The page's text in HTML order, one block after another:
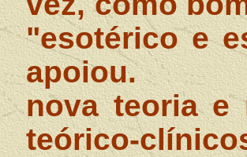
"esotérico e
apoiou.
nova teoria e
teórico-